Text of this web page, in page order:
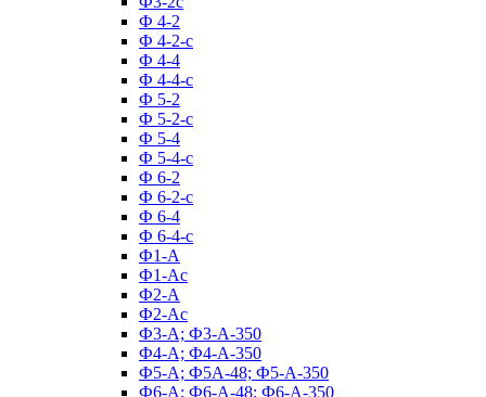
Ф 4-2
Ф 4-2-с
Ф 4-4
Ф 4-4-с
Ф 5-2
Ф 5-2-с
Ф 5-4
Ф 5-4-с
Ф 6-2
Ф 6-2-с
Ф 6-4
Ф 6-4-с
Ф1-А
Ф1-Ас
Ф2-А
Ф2-Ас
Ф3-А; Ф3-А-350
Ф4-А; Ф4-А-350
Ф5-А; Ф5А-48; Ф5-А-350
Ф6-А; Ф6-А-48; Ф6-А-350